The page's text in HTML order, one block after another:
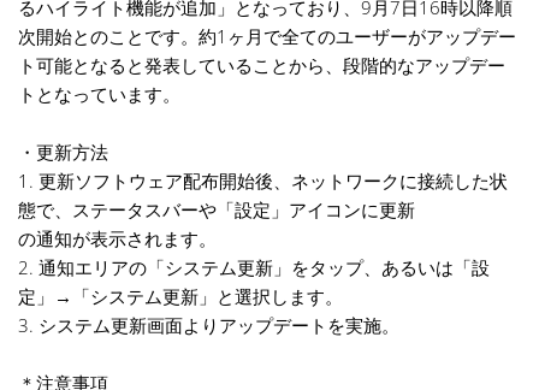
るハイライト機能が追加」となっており、9月7日16時以降順
次開始とのことです。約1ヶ月で全てのユーザーがアップデー
ト可能となると発表していることから、段階的なアップデー
トとなっています。
・更新方法
1. 更新ソフトウェア配布開始後、ネットワークに接続した状
態で、ステータスバーや「設定」アイコンに更新
の通知が表示されます。
2. 通知エリアの「システム更新」をタップ、あるいは「設
定」→「システム更新」と選択します。
3. システム更新画面よりアップデートを実施。
＊注意事項